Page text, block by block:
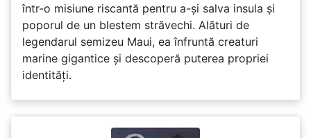
într-o misiune riscantă pentru a-și salva insula și
poporul de un blestem străvechi. Alături de
legendarul semizeu Maui, ea înfruntă creaturi
marine gigantice și descoperă puterea propriei
identități.